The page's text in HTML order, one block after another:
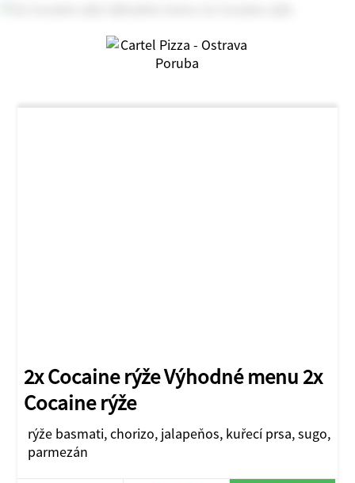
2x Cocaine rýže Výhodné menu 2x
Cocaine rýže
rýže basmati, chorizo, jalapeňos, kuřecí prsa, sugo,
parmezán